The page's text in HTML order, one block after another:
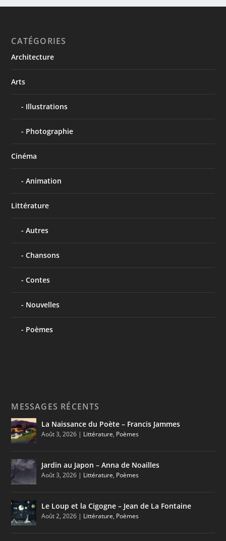
CATÉGORIES
Architecture
Arts
Illustrations
Photographie
Cinéma
Animation
Littérature
Autres
Chansons
Contes
Nouvelles
Poèmes
MESSAGES RÉCENTS
La Naissance du Poète – Francis Jammes
Août 3, 2026 | Littérature, Poèmes
Jardin au Japon – Anna de Noailles
Août 3, 2026 | Littérature, Poèmes
Le Loup et la Cigogne – Jean de La Fontaine
Août 2, 2026 | Littérature, Poèmes